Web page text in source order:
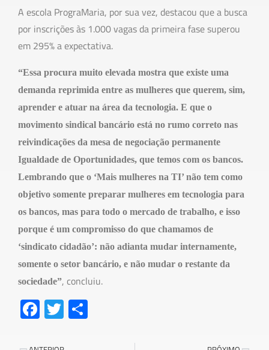
A escola PrograMaria, por sua vez, destacou que a busca
por inscrições às 1.000 vagas da primeira fase superou
em 295% a expectativa.
“Essa procura muito elevada mostra que existe uma
demanda reprimida entre as mulheres que querem, sim,
aprender e atuar na área da tecnologia. E que o
movimento sindical bancário está no rumo correto nas
reivindicações da mesa de negociação permanente
Igualdade de Oportunidades, que temos com os bancos.
Lembrando que o ‘Mais mulheres na TI’ não tem como
objetivo somente preparar mulheres em tecnologia para
os bancos, mas para todo o mercado de trabalho, e isso
porque é um compromisso do que chamamos de
‘sindicato cidadão’: não adianta mudar internamente,
somente o setor bancário, e não mudar o restante da
sociedade”, concluiu.
Fa
ce
T
wi